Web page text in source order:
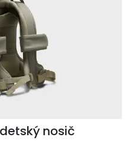
nosič